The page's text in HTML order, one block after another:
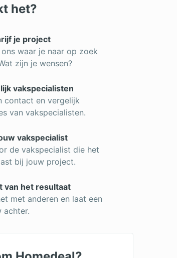
het?
je project
waar je naar op zoek
zijn je wensen?
vakspecialisten
contact en vergelijk
van vakspecialisten.
vakspecialist
de vakspecialist die het
bij jouw project.
van het resultaat
met anderen en laat een
achter.